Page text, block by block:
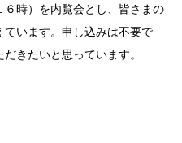
時）を内覧会とし、皆さまの
います。申し込みは不要で
きたいと思っています。